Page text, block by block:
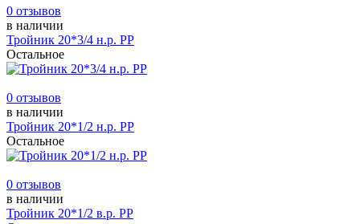
0 отзывов
в наличии
Тройник 20*3/4 н.р. РР
Остальное
0 отзывов
в наличии
Тройник 20*1/2 н.р. РР
Остальное
0 отзывов
в наличии
Тройник 20*1/2 в.р. РР